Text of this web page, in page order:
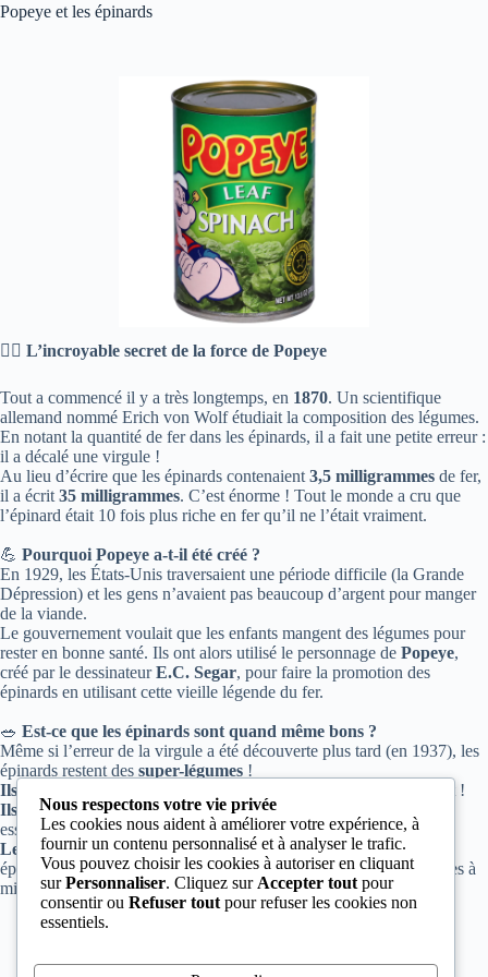
Popeye et les épinards
🕵️‍♂️ L’incroyable secret de la force de Popeye
Tout a commencé il y a très longtemps, en 1870. Un scientifique
allemand nommé Erich von Wolf étudiait la composition des légumes.
En notant la quantité de fer dans les épinards, il a fait une petite erreur :
il a décalé une virgule !
Au lieu d’écrire que les épinards contenaient 3,5 milligrammes de fer,
il a écrit 35 milligrammes. C’est énorme ! Tout le monde a cru que
l’épinard était 10 fois plus riche en fer qu’il ne l’était vraiment.
💪 Pourquoi Popeye a-t-il été créé ?
En 1929, les États-Unis traversaient une période difficile (la Grande
Dépression) et les gens n’avaient pas beaucoup d’argent pour manger
de la viande.
Le gouvernement voulait que les enfants mangent des légumes pour
rester en bonne santé. Ils ont alors utilisé le personnage de Popeye,
créé par le dessinateurE.C. Segar, pour faire la promotion des
épinards en utilisant cette vieille légende du fer.
🥗 Est-ce que les épinards sont quand même bons ?
Même si l’erreur de la virgule a été découverte plus tard (en 1937), les
épinards restent des super-légumes !
Ils contiennent du fer :
Moins qu’on ne le pensait, mais ils en ont !
Ils sont riches en vitamines : Notamment la Vitamine A et K,
essentielles pour les yeux et les os.
Le secret de la force :Des études récentes disent même que les
épinards contiennent des substances qui aident vraiment les muscles à
mieux utiliser l’énergie !
Nous respectons votre vie privée
Les cookies nous aident à améliorer votre expérience, à
fournir un contenu personnalisé et à analyser le trafic.
Vous pouvez choisir les cookies à autoriser en cliquant
surPersonnaliser. Cliquez sur Accepter tout pour
consentir ou Refuser tout pour refuser les cookies non
essentiels.